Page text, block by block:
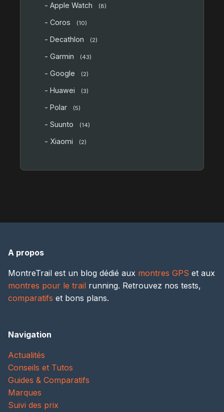
- Apple Watch (8)
- Coros (10)
- Decathlon (2)
- Garmin (43)
- Google (2)
- Huawei (3)
- Polar (5)
- Suunto (14)
- Xiaomi (2)
A propos
MontreTrail est un blog dédié aux montres GPS et aux
montres pour le trail running. Retrouvez nos tests,
comparatifs et bons plans.
Navigation
Actualités
Conseils et Tutos
Guides & Comparatifs
Marques
Suivi des prix